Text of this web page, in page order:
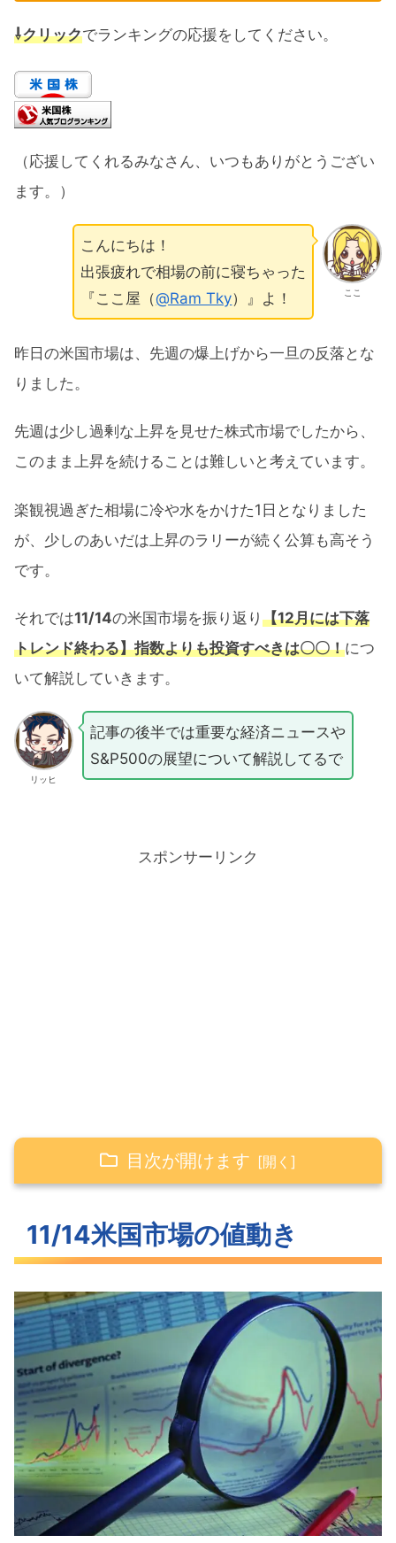
⇩クリックでランキングの応援をしてください。
（応援してくれるみなさん、いつもありがとうござい
ます。）
ここ
こんにちは！
出張疲れで相場の前に寝ちゃった
『ここ屋（@Ram Tky）』よ！
昨日の米国市場は、先週の爆上げから一旦の反落とな
りました。
先週は少し過剰な上昇を見せた株式市場でしたから、
このまま上昇を続けることは難しいと考えています。
楽観視過ぎた相場に冷や水をかけた1日となりました
が、少しのあいだは上昇のラリーが続く公算も高そう
です。
それでは11/14の米国市場を振り返り 【12月には下落
トレンド終わる】指数よりも投資すべきは〇〇！につ
いて解説していきます。
リッヒ
記事の後半では重要な経済ニュースや
S&P500の展望について解説してるで
スポンサーリンク
目次が開けます
反落した米主要3指数
反発したVIX
S&P500ヒートマップ
セクター別パフォーマンス
12月には下落トレンドを抜ける
S&P500
米国市場のトピックス
米中の緊張緩和は株価にポジティブ
11/14米国市場の値動き